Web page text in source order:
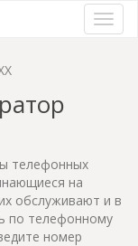
телефонных
на
обслуживают и в
по телефонному
номер